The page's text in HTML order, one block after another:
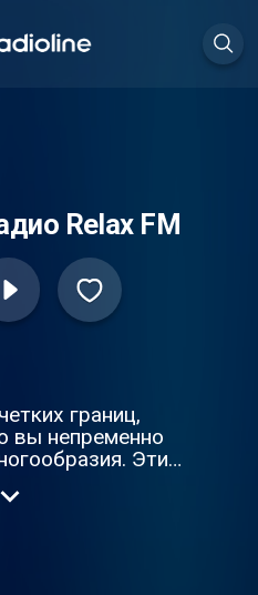
Relax FM
границ,
вы непременно
Эти
на спокойную